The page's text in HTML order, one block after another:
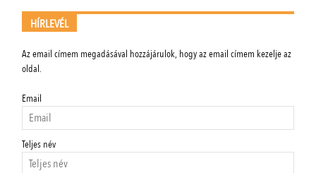
HÍRLEVÉL
Az email címem megadásával hozzájárulok, hogy az email címem kezelje az
oldal.
Email
Teljes név